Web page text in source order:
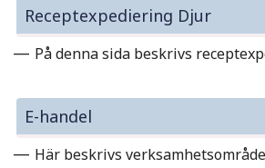
Receptexpediering Djur
— På denna sida beskrivs
E-handel
— Här beskrivs